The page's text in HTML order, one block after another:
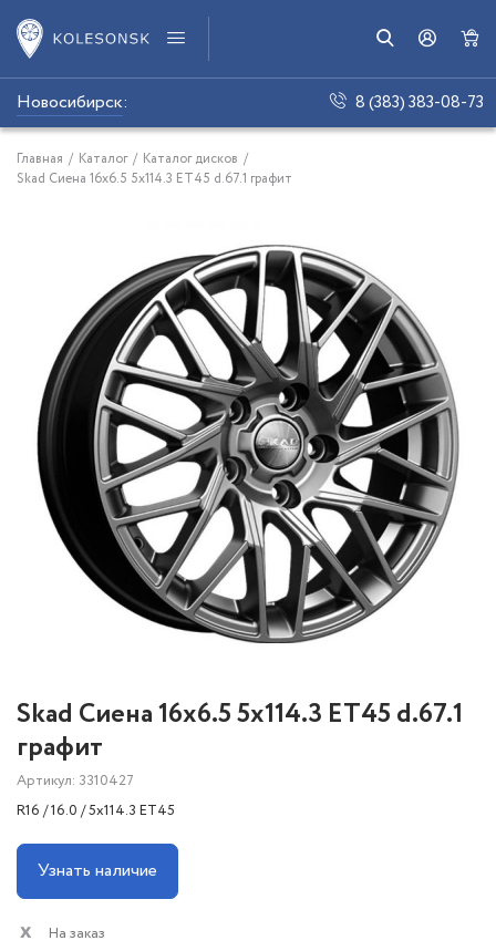
Новосибирск: 8 (383) 383-08-73
Главная / Каталог / Каталог дисков /
Skad Сиена 16x6.5 5x114.3 ET45 d.67.1 графит
Skad Сиена 16x6.5 5x114.3 ET45 d.67.1
графит
Артикул: 3310427
R16 / 16.0 / 5x114.3 ET45
Узнать наличие
На заказ